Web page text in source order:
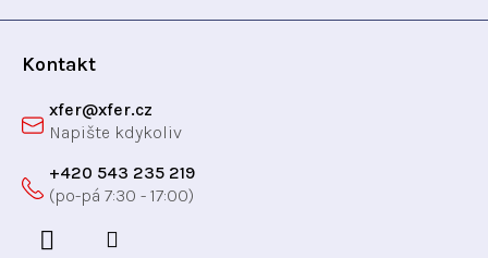
Kontakt
xfer@xfer.cz
+420 543 235 219